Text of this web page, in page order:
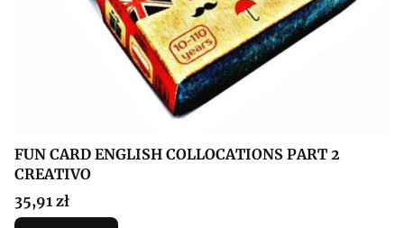
FUN CARD ENGLISH COLLOCATIONS PART 2
CREATIVO
Cena
35,91 zł